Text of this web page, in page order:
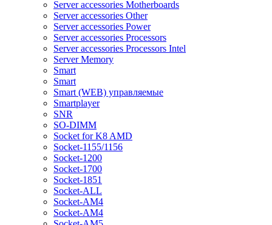
Server accessories Motherboards
Server accessories Other
Server accessories Power
Server accessories Processors
Server accessories Processors Intel
Server Memory
Smart
Smart
Smart (WEB) управляемые
Smartplayer
SNR
SO-DIMM
Socket for K8 AMD
Socket-1155/1156
Socket-1200
Socket-1700
Socket-1851
Socket-ALL
Socket-AM4
Socket-AM4